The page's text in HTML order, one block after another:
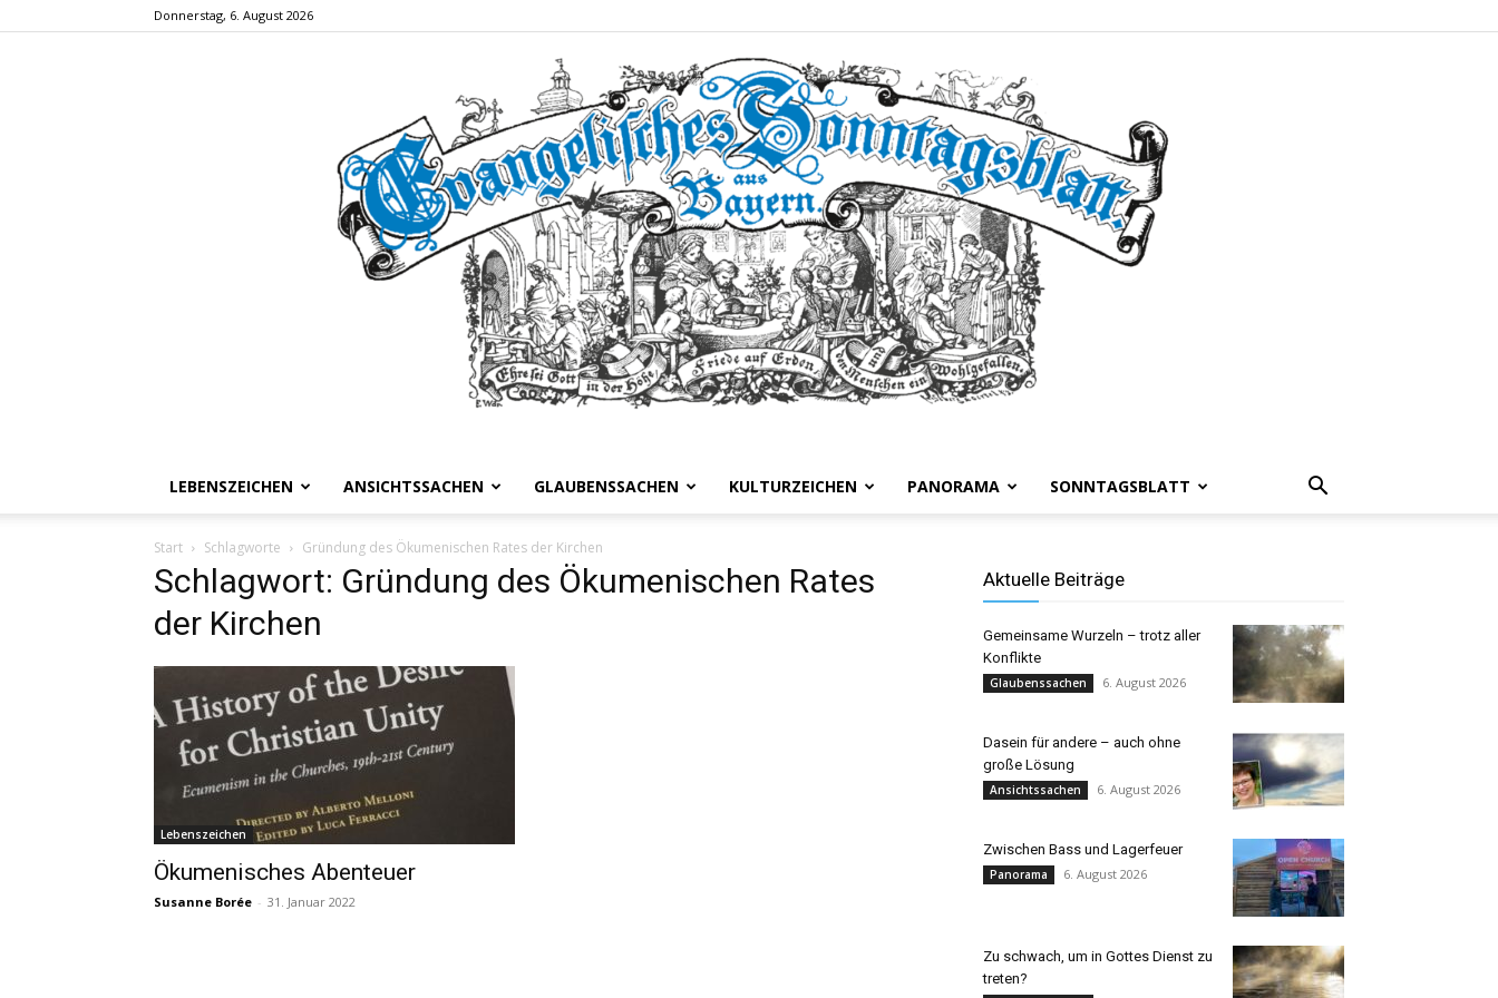
Donnerstag, 6. August 2026
LEBENSZEICHEN ANSICHTSSACHEN GLAUBENSSACHEN KULTURZEICHEN PANORAMA SONNTAGSBLATT
Start Schlagworte Gründung des Ökumenischen Rates der Kirchen
Schlagwort: Gründung des Ökumenischen Rates
der Kirchen
Lebenszeichen
Ökumenisches Abenteuer
Susanne Borée - 31. Januar 2022
Aktuelle Beiträge
Gemeinsame Wurzeln – trotz aller
Konflikte
Glaubenssachen 6. August 2026
Dasein für andere – auch ohne
große Lösung
Ansichtssachen 6. August 2026
Zwischen Bass und Lagerfeuer
Panorama 6. August 2026
Zu schwach, um in Gottes Dienst zu
treten?